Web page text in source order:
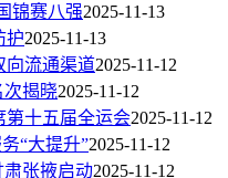
锦赛八强2025-11-13
护2025-11-13
向流通渠道2025-11-12
次揭晓2025-11-12
第十五届全运会2025-11-12
“大提升”2025-11-12
肃张掖启动2025-11-12